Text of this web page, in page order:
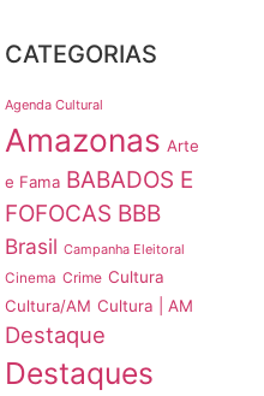
CATEGORIAS
Agenda Cultural
Amazonas Arte
e Fama BABADOS E
FOFOCAS BBB
Brasil Campanha Eleitoral
Cinema Crime Cultura
Cultura/AM Cultura | AM
Destaque
Destaques